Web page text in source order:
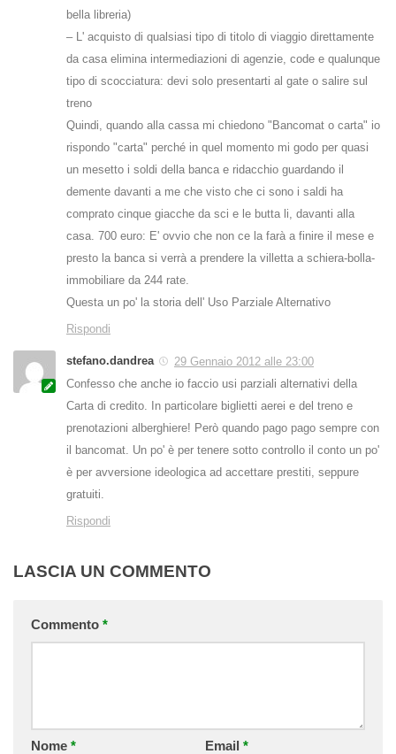
bella libreria)
– L' acquisto di qualsiasi tipo di titolo di viaggio direttamente
da casa elimina intermediazioni di agenzie, code e qualunque
tipo di scocciatura: devi solo presentarti al gate o salire sul
treno
Quindi, quando alla cassa mi chiedono "Bancomat o carta" io
rispondo "carta" perché in quel momento mi godo per quasi
un mesetto i soldi della banca e ridacchio guardando il
demente davanti a me che visto che ci sono i saldi ha
comprato cinque giacche da sci e le butta li, davanti alla
casa. 700 euro: E' ovvio che non ce la farà a finire il mese e
presto la banca si verrà a prendere la villetta a schiera-bolla-
immobiliare da 244 rate.
Questa un po' la storia dell' Uso Parziale Alternativo
Rispondi
stefano.dandrea
29 Gennaio 2012 alle 23:00
Confesso che anche io faccio usi parziali alternativi della
Carta di credito. In particolare biglietti aerei e del treno e
prenotazioni alberghiere! Però quando pago pago sempre con
il bancomat. Un po' è per tenere sotto controllo il conto un po'
è per avversione ideologica ad accettare prestiti, seppure
gratuiti.
Rispondi
LASCIA UN COMMENTO
Commento *
Nome * Email *